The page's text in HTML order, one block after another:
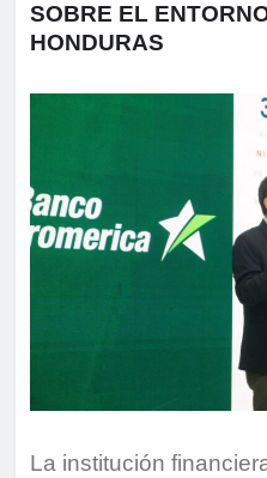
SOBRE EL
HONDURAS
La institución